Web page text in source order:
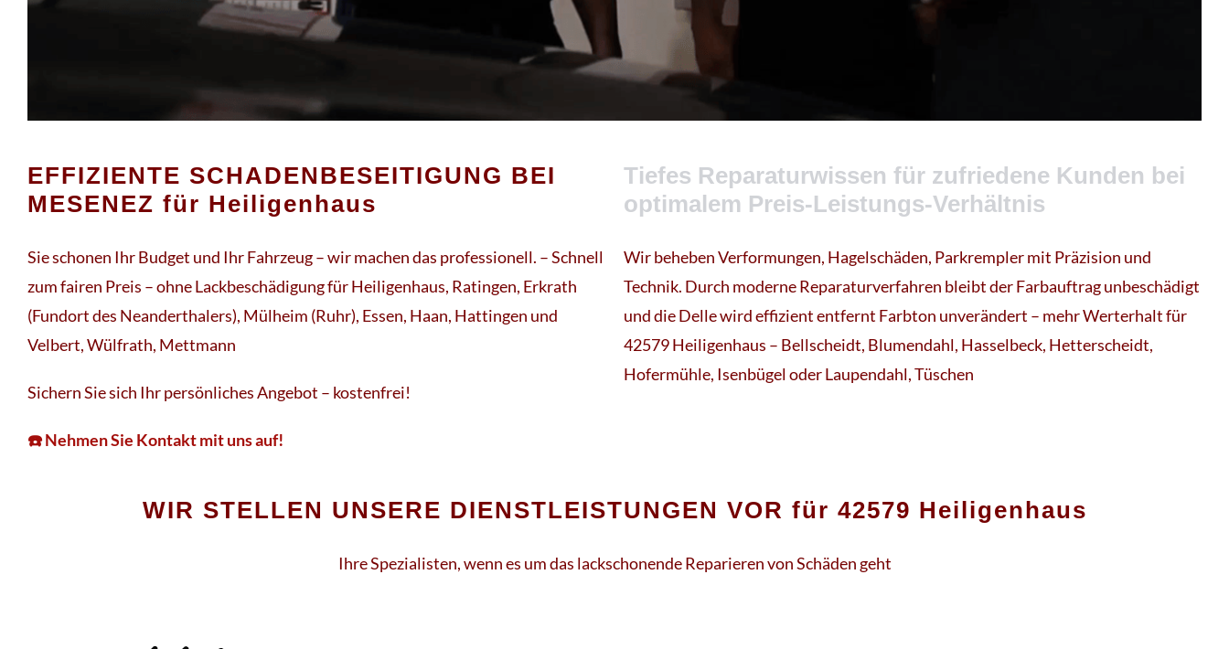
EFFIZIENTE SCHADENBESEITIGUNG BEI
MESENEZ für Heiligenhaus
Sie schonen Ihr Budget und Ihr Fahrzeug – wir machen das professionell. – Schnell
zum fairen Preis – ohne Lackbeschädigung für Heiligenhaus, Ratingen, Erkrath
(Fundort des Neanderthalers), Mülheim (Ruhr), Essen, Haan, Hattingen und
Velbert, Wülfrath, Mettmann
Sichern Sie sich Ihr persönliches Angebot – kostenfrei!
☎️ Nehmen Sie Kontakt mit uns auf!
Tiefes Reparaturwissen für zufriedene Kunden bei
optimalem Preis-Leistungs-Verhältnis
Wir beheben Verformungen, Hagelschäden, Parkrempler mit Präzision und
Technik. Durch moderne Reparaturverfahren bleibt der Farbauftrag unbeschädigt
und die Delle wird effizient entfernt Farbton unverändert – mehr Werterhalt für
42579 Heiligenhaus – Bellscheidt, Blumendahl, Hasselbeck, Hetterscheidt,
Hofermühle, Isenbügel oder Laupendahl, Tüschen
WIR STELLEN UNSERE DIENSTLEISTUNGEN VOR für 42579 Heiligenhaus
Ihre Spezialisten, wenn es um das lackschonende Reparieren von Schäden geht